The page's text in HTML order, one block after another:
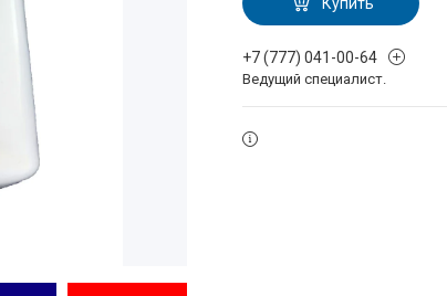
+7 (777) 041-00-64
Ведущий специалист.